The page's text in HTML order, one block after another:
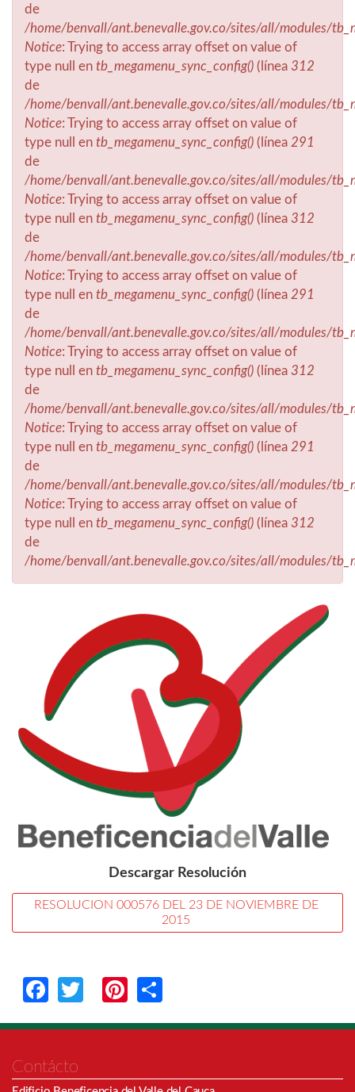
de
/home/benvall/ant.benevalle.gov.co/sites/all/modules/
Notice: Trying to access array offset on value of
type null en tb_megamenu_sync_config() (línea 312
de
/home/benvall/ant.benevalle.gov.co/sites/all/modules/
Notice: Trying to access array offset on value of
type null en tb_megamenu_sync_config() (línea 291
de
/home/benvall/ant.benevalle.gov.co/sites/all/modules/
Notice: Trying to access array offset on value of
type null en tb_megamenu_sync_config() (línea 312
de
/home/benvall/ant.benevalle.gov.co/sites/all/modules/
Notice: Trying to access array offset on value of
type null en tb_megamenu_sync_config() (línea 291
de
/home/benvall/ant.benevalle.gov.co/sites/all/modules/
Notice: Trying to access array offset on value of
type null en tb_megamenu_sync_config() (línea 312
de
/home/benvall/ant.benevalle.gov.co/sites/all/modules/
Notice: Trying to access array offset on value of
type null en tb_megamenu_sync_config() (línea 291
de
/home/benvall/ant.benevalle.gov.co/sites/all/modules/
Notice: Trying to access array offset on value of
type null en tb_megamenu_sync_config() (línea 312
de
/home/benvall/ant.benevalle.gov.co/sites/all/modules/
Descargar Resolución
RESOLUCION 000576 DEL 23 DE NOVIEMBRE DE
2015
Facebook
TwitterPinterest
Contácto